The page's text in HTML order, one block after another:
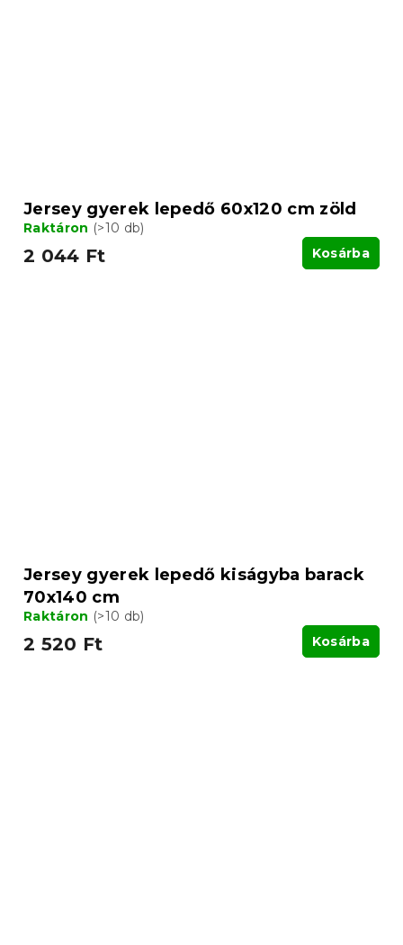
Jersey gyerek lepedő 60x120 cm zöld
Raktáron (>10 db)
2 044 Ft Kosárba
Jersey gyerek lepedő kiságyba barack
70x140 cm
Raktáron (>10 db)
2 520 Ft Kosárba